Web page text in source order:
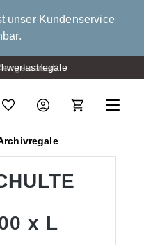
unser Kundenservice
x L